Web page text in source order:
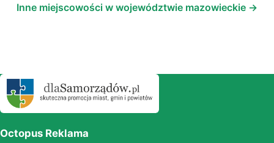
Inne miejscowości w województwie mazowieckie →
Octopus Reklama